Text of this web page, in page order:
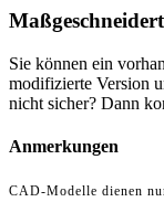
Sie können ein
modifizierte Version
nicht sicher? Dann
Anmerkungen
CAD-Modelle dienen